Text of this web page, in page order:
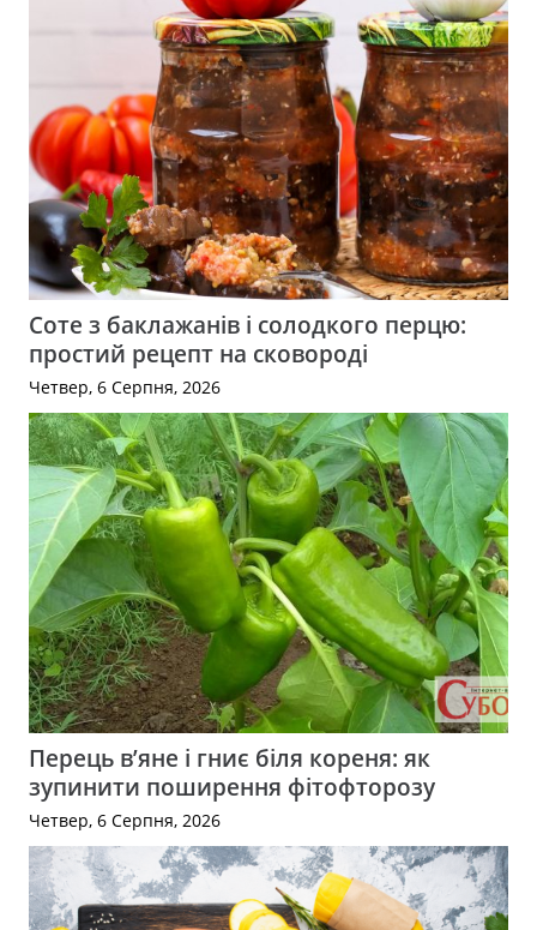
Соте з баклажанів і солодкого перцю:
простий рецепт на сковороді
Четвер, 6 Серпня, 2026
Перець в’яне і гниє біля кореня: як
зупинити поширення фітофторозу
Четвер, 6 Серпня, 2026